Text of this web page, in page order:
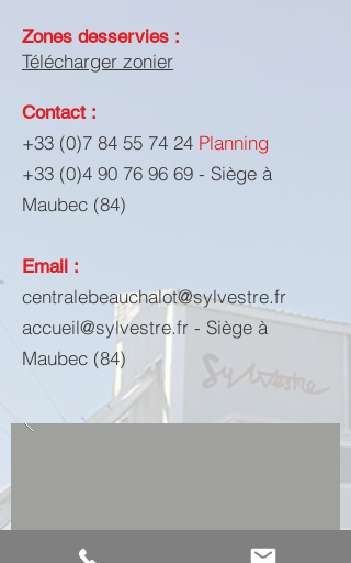
Zones desservies :
Télécharger zonier
Contact :
+33 (0)7 84 55 74 24 Planning
+33 (0)4 90 76 96 69 - Siège à
Maubec (84)
Email :
centralebeauchalot@sylvestre.fr
accueil@sylvestre.fr - Siège à
Maubec (84)